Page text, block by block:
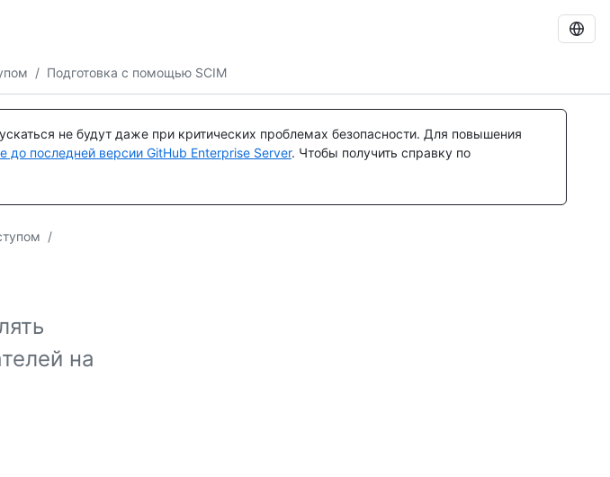
/ Подготовка с помощью SCIM
не будут даже при критических проблемах безопасности. Для повышения
до последней версии GitHub Enterprise Server. Чтобы получить справку по
/
на